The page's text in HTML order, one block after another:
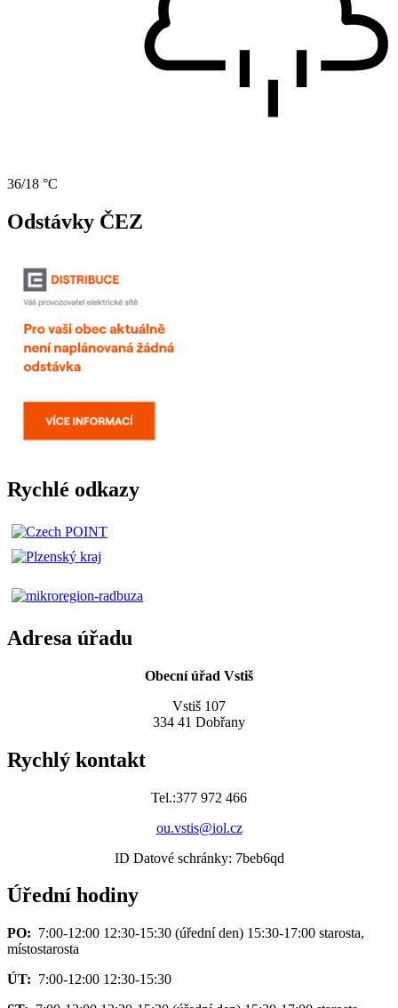
36/18 °C
Odstávky ČEZ
Rychlé odkazy
Adresa úřadu
Obecní úřad Vstiš
Vstiš 107
334 41 Dobřany
Rychlý kontakt
Tel.:377 972 466
ou.vstis@iol.cz
ID Datové schránky: 7beb6qd
Úřední hodiny
PO: 7:00-12:00 12:30-15:30 (úřední den) 15:30-17:00 starosta,
místostarosta
ÚT: 7:00-12:00 12:30-15:30